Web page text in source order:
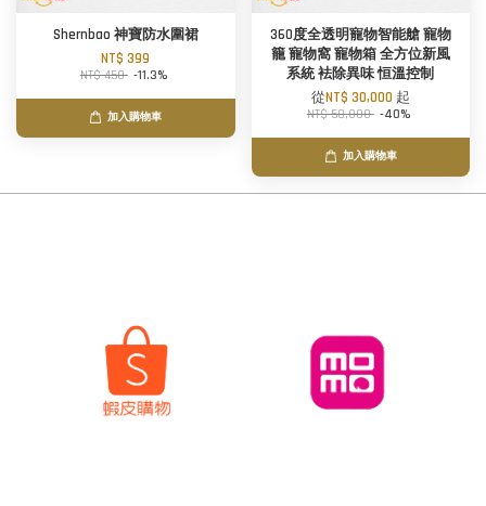
Shernbao 神寶防水圍裙
NT$ 399
NT$ 450 -11.3%
加入購物車
360度全透明寵物智能艙 寵物
籠 寵物窩 寵物箱 全方位新風
系統 袪除異味 恒溫控制
從NT$ 30,000 起
NT$ 50,000 -40%
加入購物車